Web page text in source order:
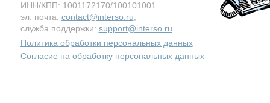
ИНН/КПП: 1001172170/100101001
эл. почта: contact@interso.ru
служба поддержки: support@interso.ru
Политика обработки персональных данных
Согласие на обработку персональных данных